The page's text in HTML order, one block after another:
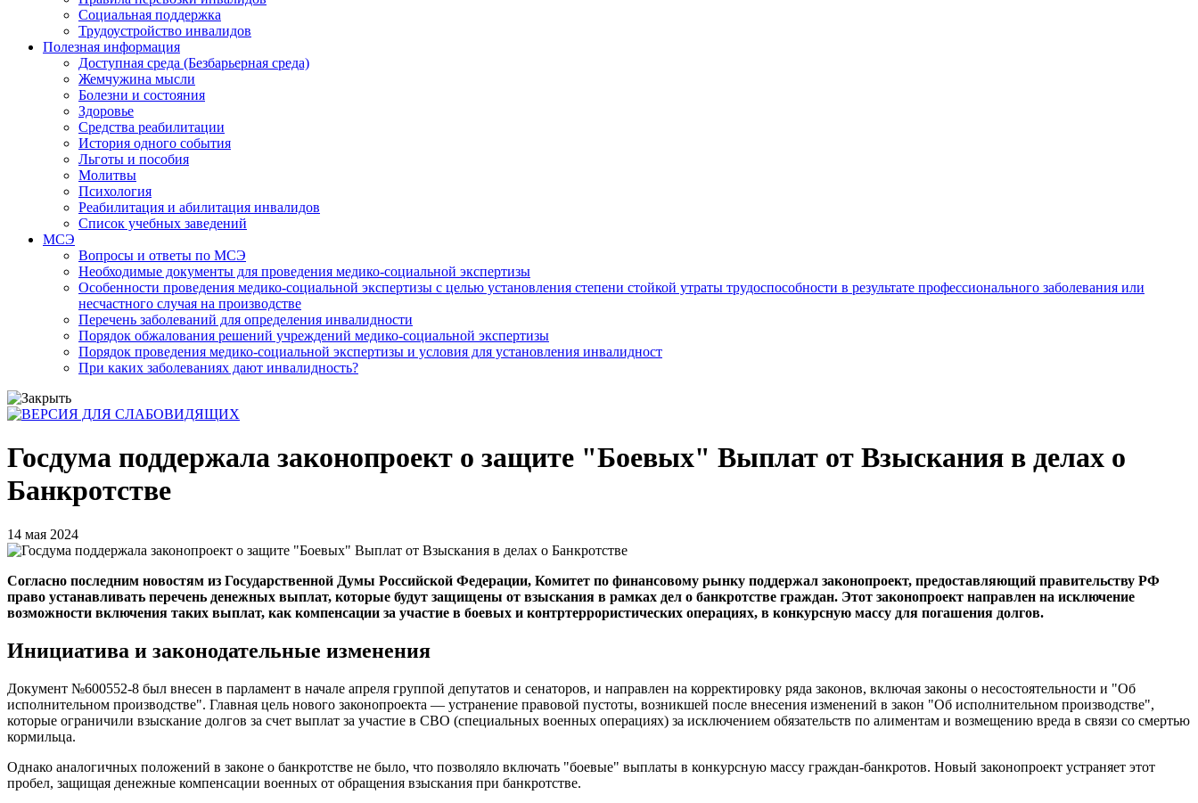
Социальная поддержка
Трудоустройство инвалидов
Полезная информация
Доступная среда (Безбарьерная среда)
Жемчужина мысли
Болезни и состояния
Здоровье
Средства реабилитации
История одного события
Льготы и пособия
Молитвы
Психология
Реабилитация и абилитация инвалидов
Список учебных заведений
МСЭ
Вопросы и ответы по МСЭ
Необходимые документы для проведения медико-социальной экспертизы
Особенности проведения медико-социальной экспертизы с целью установления степени стойкой утраты трудоспособности в результате профессионального заболевания или
несчастного случая на производстве
Перечень заболеваний для определения инвалидности
Порядок обжалования решений учреждений медико-социальной экспертизы
Порядок проведения медико-социальной экспертизы и условия для установления инвалидност
При каких заболеваниях дают инвалидность?
Госдума поддержала законопроект о защите "Боевых" Выплат от Взыскания в делах о
Банкротстве
14 мая 2024
Согласно последним новостям из Государственной Думы Российской Федерации, Комитет по финансовому рынку поддержал законопроект, предоставляющий правительству РФ
право устанавливать перечень денежных выплат, которые будут защищены от взыскания в рамках дел о банкротстве граждан. Этот законопроект направлен на исключение
возможности включения таких выплат, как компенсации за участие в боевых и контртеррористических операциях, в конкурсную массу для погашения долгов.
Инициатива и законодательные изменения
Документ №600552-8 был внесен в парламент в начале апреля группой депутатов и сенаторов, и направлен на корректировку ряда законов, включая законы о несостоятельности и "Об
исполнительном производстве". Главная цель нового законопроекта — устранение правовой пустоты, возникшей после внесения изменений в закон "Об исполнительном производстве",
которые ограничили взыскание долгов за счет выплат за участие в СВО (специальных военных операциях) за исключением обязательств по алиментам и возмещению вреда в связи со смертью
кормильца.
Однако аналогичных положений в законе о банкротстве не было, что позволяло включать "боевые" выплаты в конкурсную массу граждан-банкротов. Новый законопроект устраняет этот
пробел, защищая денежные компенсации военных от обращения взыскания при банкротстве.